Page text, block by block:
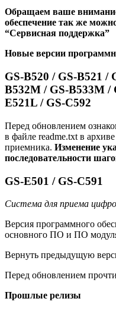
Обращаем ваше
обеспечение так же
“Сервисная поддержка”
Новые версии
GS-B520 / GS-B521 /
B532M / GS-B533M /
E521L / GS-C592
Перед обновлением
в файле readme.txt в
приемника. Изменение
последовательности
GS-E501 / GS-C591
Система для приема
Версия программного
основного ПО и ПО
Вернуть предыдущую
Перед обновлением
Прошлые релизы